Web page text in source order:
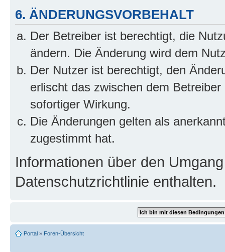
6. ÄNDERUNGSVORBEHALT
Der Betreiber ist berechtigt, die
ändern. Die Änderung wird dem
Der Nutzer ist berechtigt, den
erlischt das zwischen dem
sofortiger Wirkung.
Die Änderungen gelten als
zugestimmt hat.
Informationen über den
Datenschutzrichtlinie enthalten.
Portal » Foren-Übersicht